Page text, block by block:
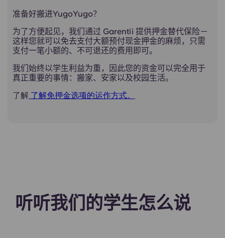
准备好搬进YugoYugo？
为了方便起见，我们通过 Garentii 提供押金替代保险－
这样您就可以免去支付大额预付现金押金的麻烦，只需
支付一笔小额的、不可退还的费用即可。
我们始终以学生利益为重，因此您的资金可以完全用于
真正重要的事情：搬家、安家以及校园生活。
了解 了解免押金选项的运作方式。
听听我们的学生怎么说